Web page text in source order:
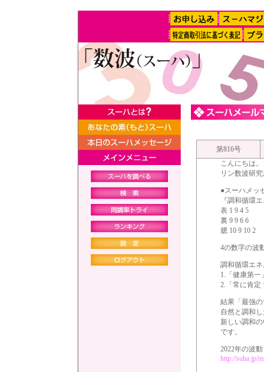
第816号
こんにちは。
リン数波研
●スーハメッ
『調和循環
表 1 9 4 5
裏 9 9 6 6
臆 10 9 10 2
4の数字の波
調和循環エ
1.「健康第一
2.「常に肯定
結果「最強
自然と調和
新しい調和
です。
2022年の波動
http://suha.jp/